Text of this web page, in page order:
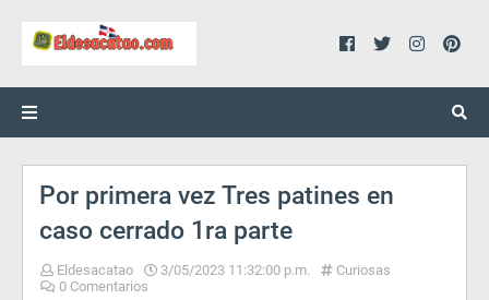
Por primera vez Tres patines en
caso cerrado 1ra parte
Eldesacatao 3/05/2023 11:32:00 p.m.
Curiosas
0 Comentarios